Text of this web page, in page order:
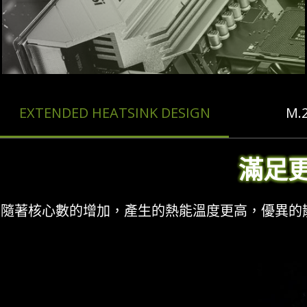
EXTENDED HEATSINK DESIGN
滿足
隨著核心數的增加，產生的熱能溫度更高，優異